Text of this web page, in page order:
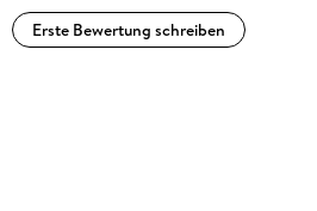
Erste Bewertung schreiben